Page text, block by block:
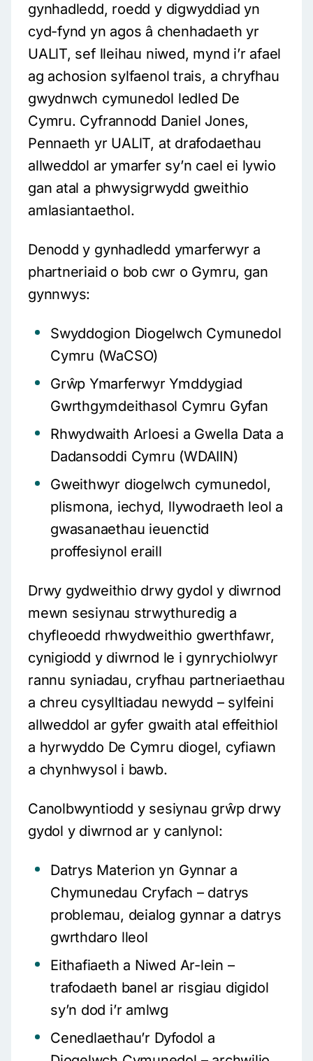
gynhadledd, roedd y digwyddiad yn
cyd-fynd yn agos â chenhadaeth yr
UALlT, sef lleihau niwed, mynd i’r afael
ag achosion sylfaenol trais, a chryfhau
gwydnwch cymunedol ledled De
Cymru. Cyfrannodd Daniel Jones,
Pennaeth yr UALlT, at drafodaethau
allweddol ar ymarfer sy’n cael ei lywio
gan atal a phwysigrwydd gweithio
amlasiantaethol.
Denodd y gynhadledd ymarferwyr a
phartneriaid o bob cwr o Gymru, gan
gynnwys:
Swyddogion Diogelwch Cymunedol
Cymru (WaCSO)
Grŵp Ymarferwyr Ymddygiad
Gwrthgymdeithasol Cymru Gyfan
Rhwydwaith Arloesi a Gwella Data a
Dadansoddi Cymru (WDAIIN)
Gweithwyr diogelwch cymunedol,
plismona, iechyd, llywodraeth leol a
gwasanaethau ieuenctid
proffesiynol eraill
Drwy gydweithio drwy gydol y diwrnod
mewn sesiynau strwythuredig a
chyfleoedd rhwydweithio gwerthfawr,
cynigiodd y diwrnod le i gynrychiolwyr
rannu syniadau, cryfhau partneriaethau
a chreu cysylltiadau newydd – sylfeini
allweddol ar gyfer gwaith atal effeithiol
a hyrwyddo De Cymru diogel, cyfiawn
a chynhwysol i bawb.
Canolbwyntiodd y sesiynau grŵp drwy
gydol y diwrnod ar y canlynol:
Datrys Materion yn Gynnar a
Chymunedau Cryfach – datrys
problemau, deialog gynnar a datrys
gwrthdaro lleol
Eithafiaeth a Niwed Ar-lein –
trafodaeth banel ar risgiau digidol
sy’n dod i’r amlwg
Cenedlaethau’r Dyfodol a